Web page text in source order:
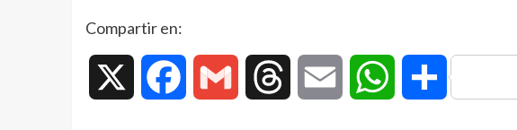
Compartir en:
Facebook Gmail Threads Email WhatsAppCompartir